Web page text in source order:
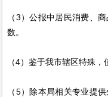
（3）公报中居民消费、
数。
（4）鉴于我市辖区特殊，
（5）除本局相关专业提